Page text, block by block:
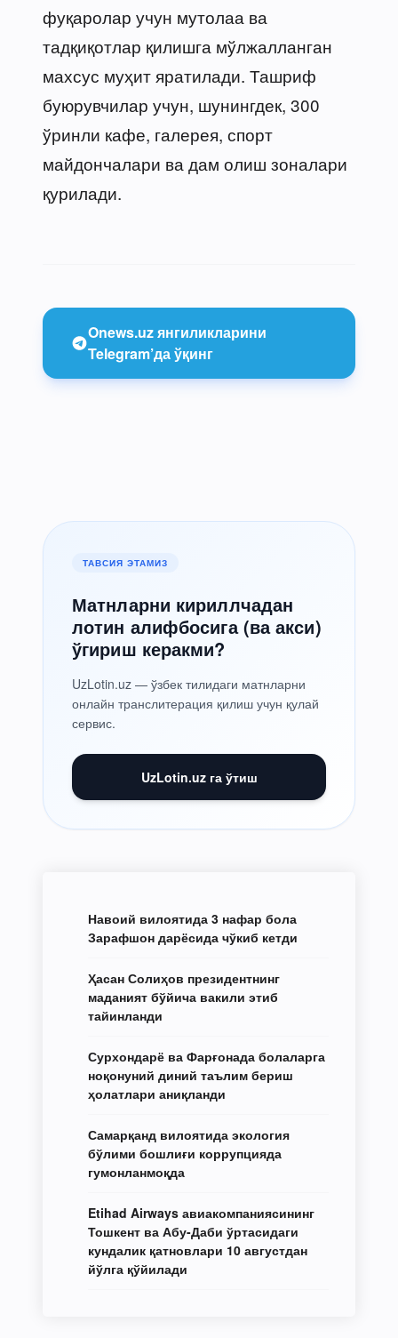
фуқаролар учун мутолаа ва
тадқиқотлар қилишга мўлжалланган
махсус муҳит яратилади. Ташриф
буюрувчилар учун, шунингдек, 300
ўринли кафе, галерея, спорт
майдончалари ва дам олиш зоналари
қурилади.
Onews.uz янгиликларини
Telegram’да ўқинг
ТАВСИЯ ЭТАМИЗ
Матнларни кириллчадан
лотин алифбосига (ва акси)
ўгириш керакми?
UzLotin.uz — ўзбек тилидаги матнларни
онлайн транслитерация қилиш учун қулай
сервис.
UzLotin.uz га ўтиш
Навоий вилоятида 3 нафар бола
Зарафшон дарёсида чўкиб кетди
Ҳасан Солиҳов президентнинг
маданият бўйича вакили этиб
тайинланди
Сурхондарё ва Фарғонада болаларга
ноқонуний диний таълим бериш
ҳолатлари аниқланди
Самарқанд вилоятида экология
бўлими бошлиғи коррупцияда
гумонланмоқда
Etihad Airways авиакомпаниясининг
Тошкент ва Абу-Даби ўртасидаги
кундалик қатновлари 10 августдан
йўлга қўйилади